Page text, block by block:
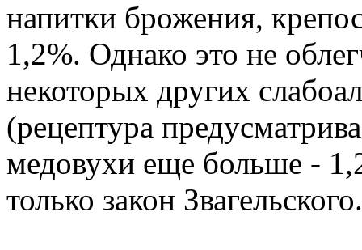
напитки брожения,
1,2%. Однако это не
некоторых других
(рецептура
медовухи еще больше -
только закон Звагельского.